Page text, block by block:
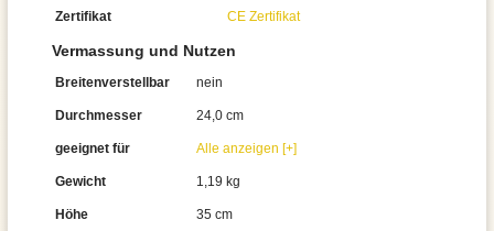
Zertifikat CE Zertifikat
Vermassung und Nutzen
Breitenverstellbar nein
Durchmesser 24,0 cm
geeignet für Alle anzeigen [+]
Gewicht 1,19 kg
Höhe 35 cm